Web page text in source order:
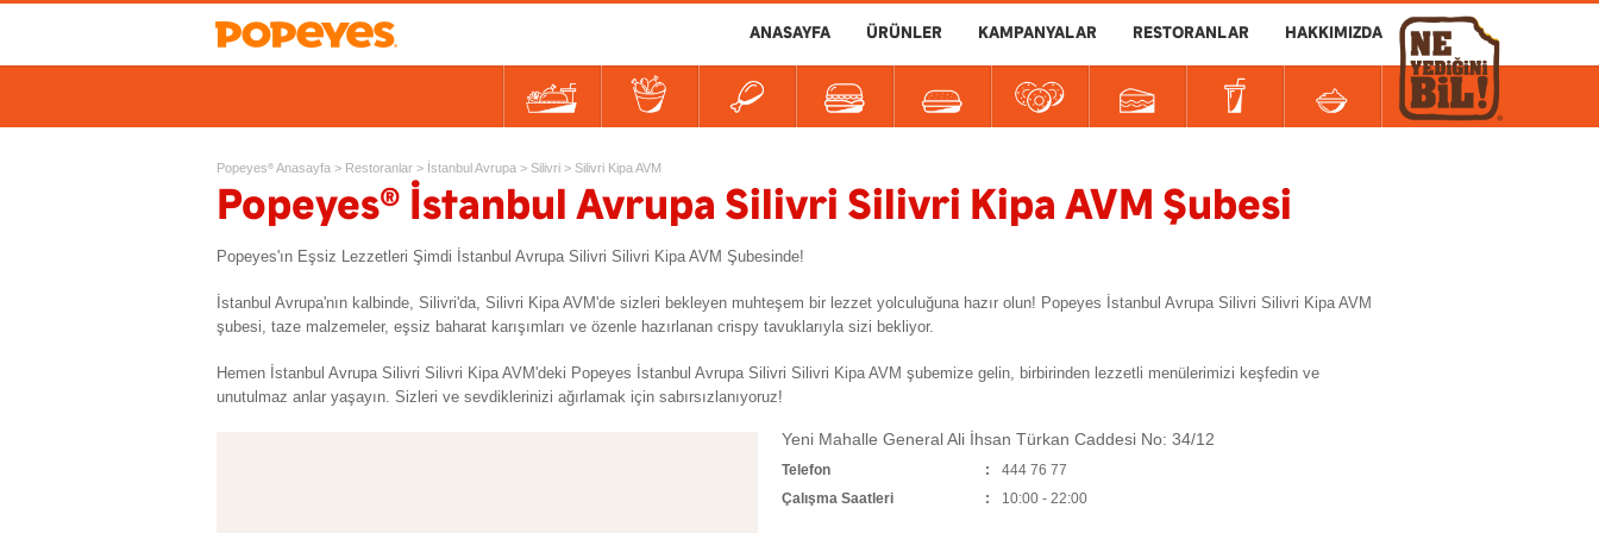
ANASAYFA ÜRÜNLER KAMPANYALAR RESTORANLAR HAKKIMIZDA
İçecekler Soslar
Popeyes® Anasayfa > Restoranlar > İstanbul Avrupa > Silivri > Silivri Kipa AVM
Popeyes® İstanbul Avrupa Silivri Silivri Kipa AVM Şubesi
Popeyes'ın Eşsiz Lezzetleri Şimdi İstanbul Avrupa Silivri Silivri Kipa AVM Şubesinde!
İstanbul Avrupa'nın kalbinde, Silivri'da, Silivri Kipa AVM'de sizleri bekleyen muhteşem bir lezzet yolculuğuna hazır olun! Popeyes İstanbul Avrupa Silivri Silivri Kipa AVM
şubesi, taze malzemeler, eşsiz baharat karışımları ve özenle hazırlanan crispy tavuklarıyla sizi bekliyor.
Hemen İstanbul Avrupa Silivri Silivri Kipa AVM'deki Popeyes İstanbul Avrupa Silivri Silivri Kipa AVM şubemize gelin, birbirinden lezzetli menülerimizi keşfedin ve
unutulmaz anlar yaşayın. Sizleri ve sevdiklerinizi ağırlamak için sabırsızlanıyoruz!
Yeni Mahalle General Ali İhsan Türkan Caddesi No: 34/12
Telefon
444 76 77
Çalışma Saatleri
10:00 - 22:00